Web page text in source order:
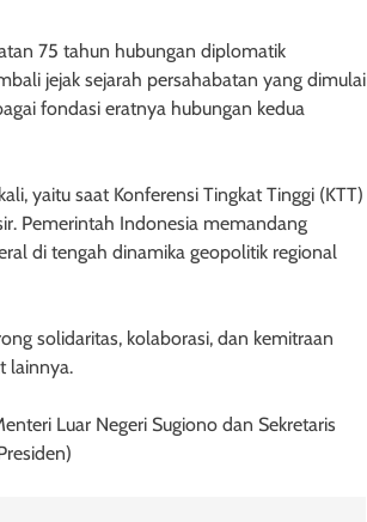
75 tahun hubungan diplomatik
jejak sejarah persahabatan yang dimulai
fondasi eratnya hubungan kedua
yaitu saat Konferensi Tingkat Tinggi (KTT)
Pemerintah Indonesia memandang
di tengah dinamika geopolitik regional
solidaritas, kolaborasi, dan kemitraan
lainnya.
Luar Negeri Sugiono dan Sekretaris